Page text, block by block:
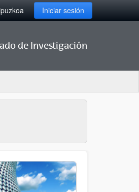
Iniciar sesión
de Investigación